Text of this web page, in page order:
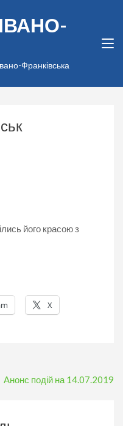
Франківська
його красою з
X
Анонс подій на 14.07.2019